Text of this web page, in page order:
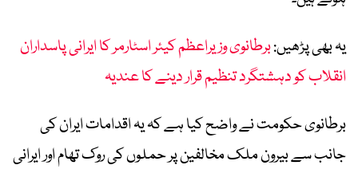
یہ بھی پڑھیں:برطانوی وزیراعظم کیئر اسٹارمر کا ایرانی پاسداران
انقلاب کو دہشتگرد تنظیم قرار دینے کا عندیہ
برطانوی حکومت نے واضح کیا ہے کہ یہ اقدامات ایران کی
جانب سے بیرون ملک مخالفین پر حملوں کی روک تھام اور ایرانی